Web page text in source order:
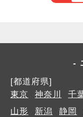
[都道府県]
東京
神奈川 千
山形
新潟 静岡